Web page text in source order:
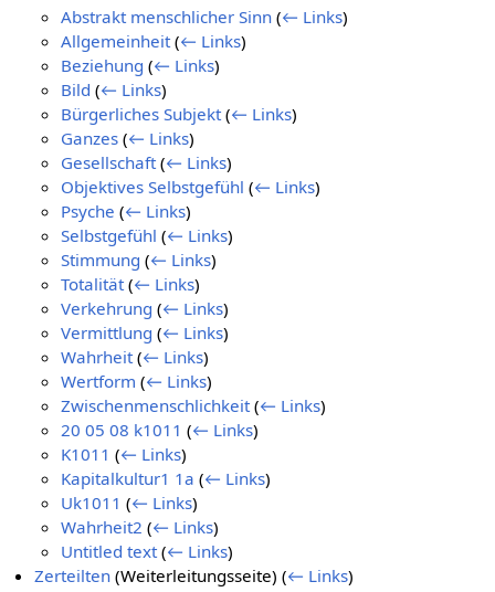
Abstrakt menschlicher Sinn (← Links)
Allgemeinheit (← Links)
Beziehung (← Links)
Bild (← Links)
Bürgerliches Subjekt (← Links)
Ganzes (← Links)
Gesellschaft (← Links)
Objektives Selbstgefühl (← Links)
Psyche (← Links)
Selbstgefühl (← Links)
Stimmung (← Links)
Totalität (← Links)
Verkehrung (← Links)
Vermittlung (← Links)
Wahrheit (← Links)
Wertform (← Links)
Zwischenmenschlichkeit (← Links)
20 05 08 k1011 (← Links)
K1011 (← Links)
Kapitalkultur1 1a (← Links)
Uk1011 (← Links)
Wahrheit2 (← Links)
Untitled text (← Links)
Zerteilten (Weiterleitungsseite)(← Links)